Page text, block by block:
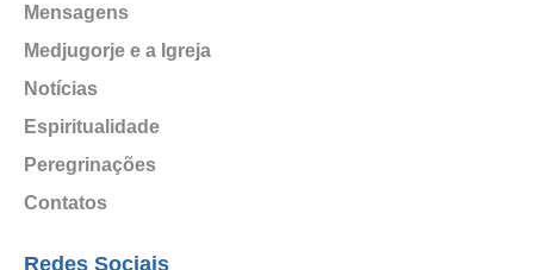
Mensagens
Medjugorje e a Igreja
Notícias
Espiritualidade
Peregrinações
Contatos
Redes Sociais